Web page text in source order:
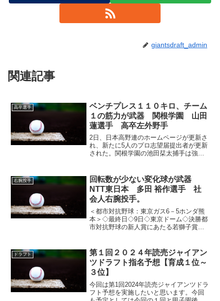
giantsdraft_admin
関連記事
高卒選手
ベンチプレス１１０キロ、チーム
１の筋力が武器 関根学園 山田
蓮選手 高卒左外野手
2日、日本高野連のホームページが更新さ
れ、新たに5人のプロ志望届提出者が更新
された。関根学園の池田栞太捕手は強肩
み、幾度となく盗塁機会を阻止してき
た。打撃では長打力が自...
右腕投手
回転数が少ない変化球が武器
NTT東日本 多田 裕作選手 社
会人右腕投手。
＜都市対抗野球：東京ガス6－5ホンダ熊
本＞◇最終日◇9日◇東京ドーム◇決勝都
市対抗野球の新人賞にあたる若獅子賞に
NTT東日本（東京都）の多田裕作投手
（22＝拓大）、...
ドラフト
第１回２０２４年読売ジャイアン
ツドラフト指名予想【育成１位～
３位】
今回は第1回2024年読売ジャイアンツドラ
フト予想を実施したいと思います。今回